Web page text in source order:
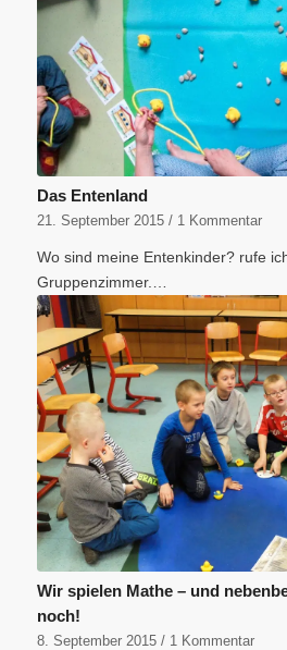
Das Entenland
21. September 2015 / 1 Kommentar
Wo sind meine Entenkinder? rufe
Gruppenzimmer.…
Wir spielen Mathe – und
noch!
8. September 2015 / 1 Kommentar